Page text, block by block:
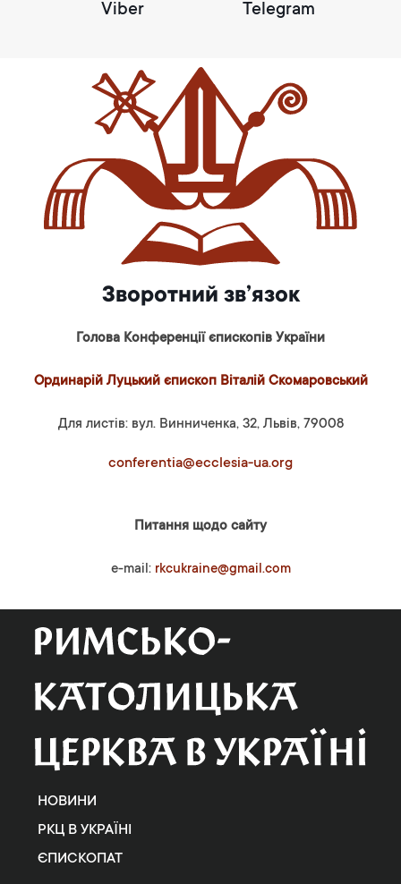
Viber Telegram
Зворотний зв’язок
Голова Конференції єпископів України
Ординарій Луцький єпископ Віталій Скомаровський
Для листів: вул. Винниченка, 32, Львів, 79008
conferentia@ecclesia-ua.org
Питання щодо сайту
e-mail: rkcukraine@gmail.com
НОВИНИ
РКЦ В УКРАЇНІ
ЄПИСКОПАТ